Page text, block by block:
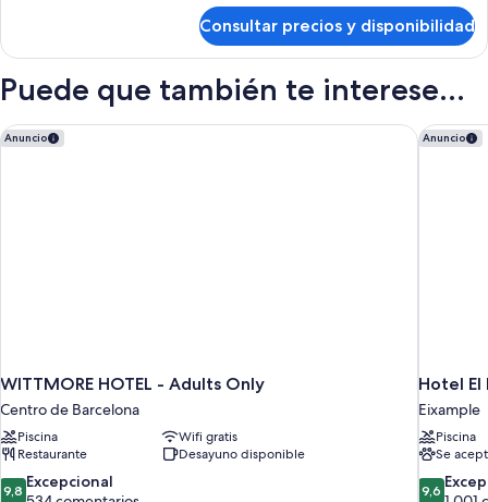
WITH
(2
PAX)
1
WITH
TERRACE
Consultar precios y disponibilidad
Puede que también te interese...
Anuncio
WITTMORE HOTEL - Adults Only
Centro de Barcelona
Piscina
Wifi gratis
Restaurante
Desayuno disponible
9.8
9,8 Excepcional
WITTMORE HOTEL - Adults Only Anuncio
Hotel El
Eixample
Piscina
Se
9.6
9,6
Hotel El